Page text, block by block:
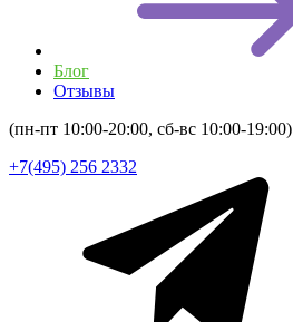
Блог
Отзывы
(пн-пт 10:00-20:00, сб-вс 10:00-19:00)
+7(495) 256 2332